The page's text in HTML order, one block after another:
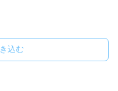
込む